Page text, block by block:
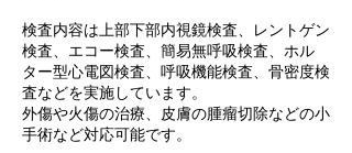
検査内容は上部下部内視鏡検査、レントゲン
検査、エコー検査、簡易無呼吸検査、ホル
ター型心電図検査、呼吸機能検査、骨密度検
査などを実施しています。
外傷や火傷の治療、皮膚の腫瘤切除などの小
手術など対応可能です。